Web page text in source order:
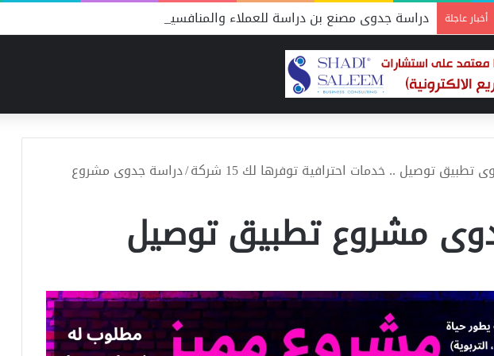
أخبار عاجلة دراسة جدوى مصنع بن دراسة للعملاء والمنافسين
توصيل .. خدمات احترافية توفرها لك 15 شركة /دراسة جدوى مشروع
مشروع تطبيق توصيل